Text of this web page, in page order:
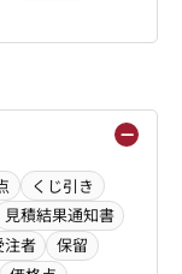
くじ引き
見積結果通知書
注者
保留